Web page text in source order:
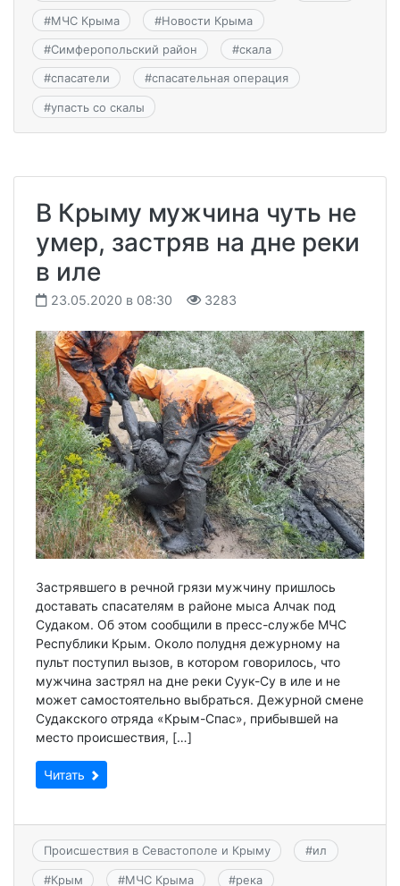
#МЧС Крыма #Новости Крыма
#Симферопольский район #скала
#спасатели #спасательная операция
#упасть со скалы
В Крыму мужчина чуть не
умер, застряв на дне реки
в иле
23.05.2020 в 08:30 3283
Застрявшего в речной грязи мужчину пришлось
доставать спасателям в районе мыса Алчак под
Судаком. Об этом сообщили в пресс-службе МЧС
Республики Крым. Около полудня дежурному на
пульт поступил вызов, в котором говорилось, что
мужчина застрял на дне реки Суук-Су в иле и не
может самостоятельно выбраться. Дежурной смене
Судакского отряда «Крым-Спас», прибывшей на
место происшествия, […]
Читать
Происшествия в Севастополе и Крыму #ил
#Крым #МЧС Крыма #река